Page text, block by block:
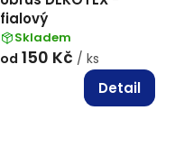
fialový
Skladem
od 150 Kč / ks
Detail